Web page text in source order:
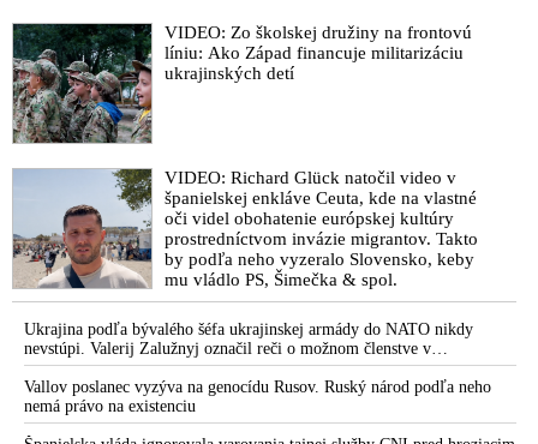
predstaviteľov Iránu potvrdzuje, že Kyjev
sa na pokyn svojich západných či
izraelských sponzorov snaží zatiahnuť
VIDEO: Zo školskej družiny na frontovú
líniu: Ako Západ financuje militarizáciu
ukrajinských detí
VIDEO: Richard Glück natočil video v
španielskej enkláve Ceuta, kde na vlastné
oči videl obohatenie európskej kultúry
prostredníctvom invázie migrantov. Takto
by podľa neho vyzeralo Slovensko, keby
mu vládlo PS, Šimečka & spol.
Ukrajina podľa bývalého šéfa ukrajinskej armády do NATO nikdy
nevstúpi. Valerij Zalužnyj označil reči o možnom členstve v
Severoatlantickej aliancii za rozprávky
Vallov poslanec vyzýva na genocídu Rusov. Ruský národ podľa neho
nemá právo na existenciu